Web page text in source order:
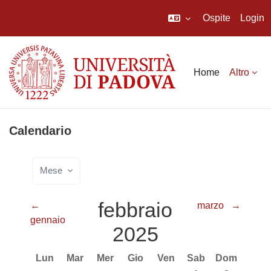
Ospite Login
Home Altro
Calendario
Mese
←
gennaio
febbraio
2025
marzo →
Lunedi
Lun Martedì
Mar Mercoledì
Mer Giovedì
Gio Venerdì
Ven Sabato
Sab Domenica
Dom